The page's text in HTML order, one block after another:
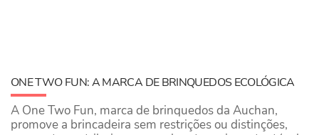
ONE TWO FUN: A MARCA DE BRINQUEDOS ECOLÓGICA
A One Two Fun, marca de brinquedos da Auchan,
promove a brincadeira sem restrições ou distinções,